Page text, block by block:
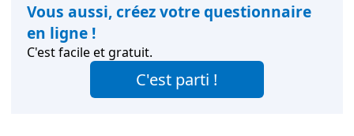
Vous aussi, créez votre questionnaire
en ligne !
C'est facile et gratuit.
C'est parti !